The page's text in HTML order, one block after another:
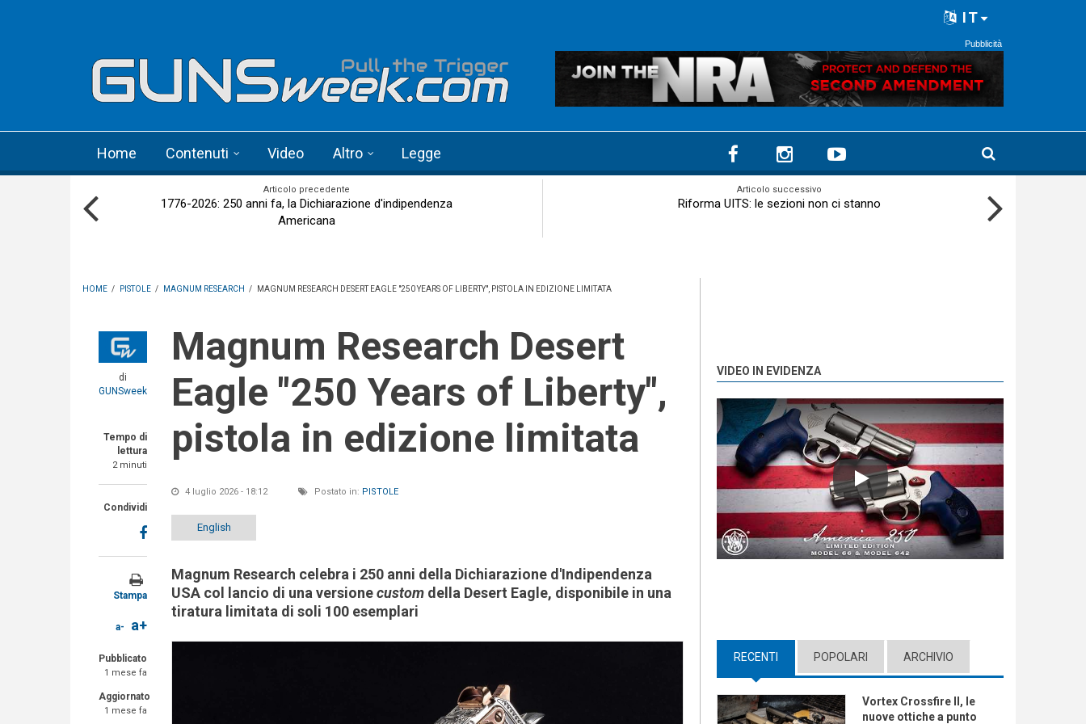
IT
Pubblicità
Home Contenuti Video Altro Legge
Articolo precedente
1776-2026: 250 anni fa, la Dichiarazione d'indipendenza
Americana
Articolo successivo
Riforma UITS: le sezioni non ci stanno
HOME / PISTOLE / MAGNUM RESEARCH / MAGNUM RESEARCH DESERT EAGLE "250 YEARS OF LIBERTY", PISTOLA IN EDIZIONE LIMITATA
di
GUNSweek
Tempo di
lettura
2 minuti
Condividi
Stampa
a- a+
Pubblicato
1 mese fa
Aggiornato
1 mese fa
Magnum Research Desert
Eagle "250 Years of Liberty",
pistola in edizione limitata
4 luglio 2026 - 18:12 Postato in: PISTOLE
English
Magnum Research celebra i 250 anni della Dichiarazione d'Indipendenza
USA col lancio di una versionecustom della Desert Eagle, disponibile in una
tiratura limitata di soli 100 esemplari
VIDEO IN EVIDENZA
Play
RECENTI (ACTIVE TAB)
POPOLARI ARCHIVIO
Vortex Crossfire II, le
nuove ottiche a punto